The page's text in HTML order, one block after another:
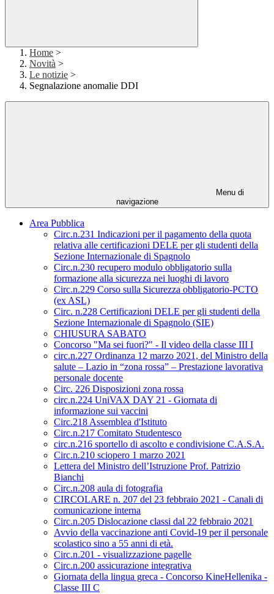
Home >
Novità >
Le notizie >
Segnalazione anomalie DDI
Menu di
navigazione
Area Pubblica
Circ.n.231 Indicazioni per il pagamento della quota
relativa alle certificazioni DELE per gli studenti della
Sezione Internazionale di Spagnolo
Circ.n.230 recupero modulo obbligatorio sulla
formazione alla sicurezza nei luoghi di lavoro
Circ.n.229 Corso sulla Sicurezza obbligatorio-PCTO
(ex ASL)
Circ. n.228 Certificazioni DELE per gli studenti della
Sezione Internazionale di Spagnolo (SIE)
CHIUSURA SABATO
Concorso "Ma sei fuori?" - Il video della classe III I
circ.n.227 Ordinanza 12 marzo 2021, del Ministro della
salute – Lazio in “zona rossa” – Prestazione lavorativa
personale docente
Circ. 226 Disposizioni zona rossa
circ.n.224 UniVAX DAY 21 - Giornata di
informazione sui vaccini
Circ.218 Assemblea d'Istituto
Circ.n.217 Comitato Studentesco
circ.n.216 sportello di ascolto e condivisione C.A.S.A.
Circ.n.210 sciopero 1 marzo 2021
Lettera del Ministro dell’Istruzione Prof. Patrizio
Bianchi
Circ.n.208 aula di fotografia
CIRCOLARE n. 207 del 23 febbraio 2021 - Canali di
comunicazione interna
Circ.n.205 Dislocazione classi dal 22 febbraio 2021
Avvio della vaccinazione anti Covid-19 per il personale
scolastico sino a 55 anni di età.
Circ.n.201 - visualizzazione pagelle
Circ.n.200 assicurazione integrativa
Giornata della lingua greca - Concorso KineHellenika -
Classe III C